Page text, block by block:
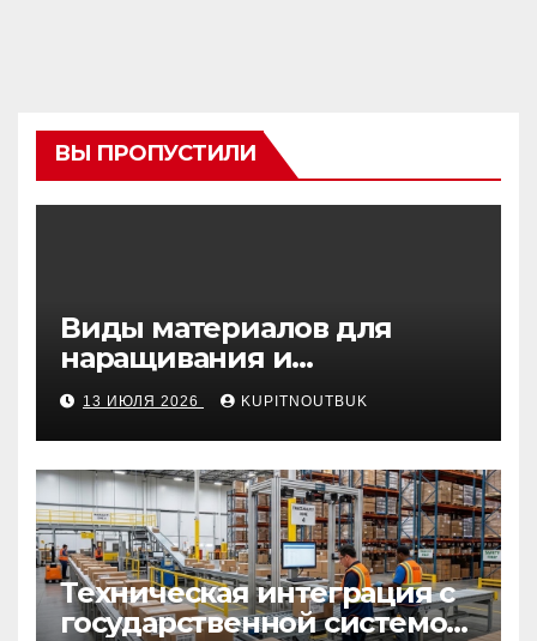
ВЫ ПРОПУСТИЛИ
Виды материалов для
наращивания и
моделирования ногтей
13 ИЮЛЯ 2026 KUPITNOUTBUK
Техническая интеграция с
государственной системой